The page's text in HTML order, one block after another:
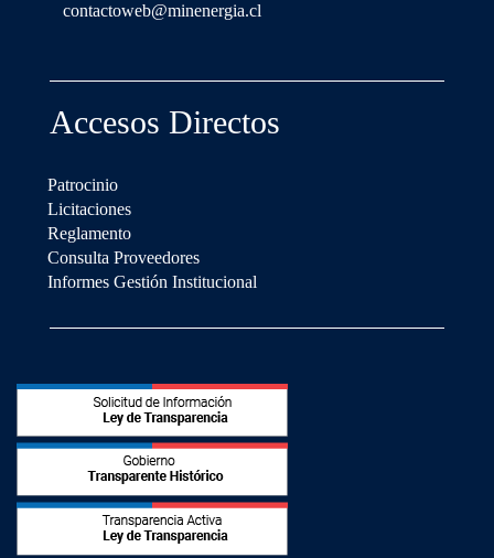
contactoweb@minenergia.cl
Accesos Directos
Patrocinio
Licitaciones
Reglamento
Consulta Proveedores
Informes Gestión Institucional